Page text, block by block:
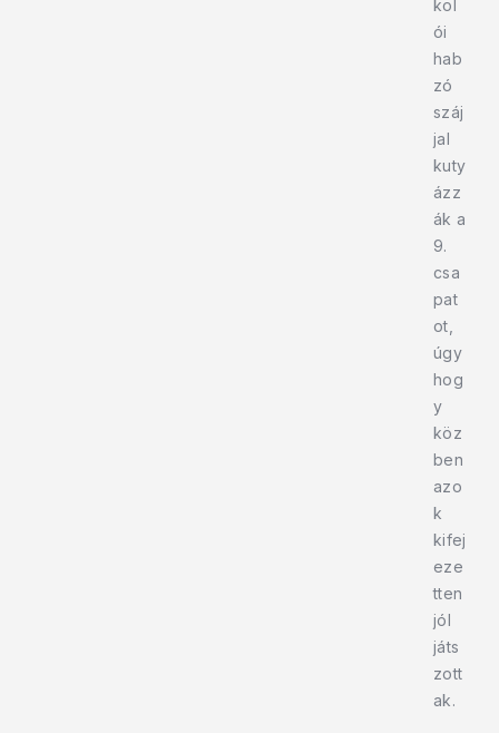
kol
ói
hab
zó
száj
jal
kuty
ázz
ák a
9.
csa
pat
ot,
úgy
hog
y
köz
ben
azo
k
kifej
eze
tten
jól
játs
zott
ak.